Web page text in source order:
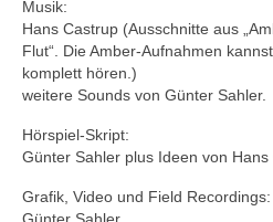
Musik:
Hans Castrup (Ausschnitte aus
Flut“. Die Amber-Aufnahmen
komplett hören.)
weitere Sounds von Günter Sahler.
Hörspiel-Skript:
Günter Sahler plus Ideen von Hans
Grafik, Video und Field Recordings:
Günter Sahler